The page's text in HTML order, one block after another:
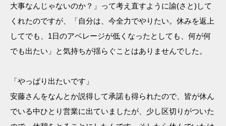
大事なんじゃないのか？」って考え直すように諭(さと)して
くれたのですが、「自分は、今全力でやりたい。休みを返上
してでも、1日のアベレージが低くなったとしても、何が何
でも出たい」と気持ちが揺らぐことはありませんでした。
「やっぱり出たいです」
安藤さんをなんとか説得して承諾も得られたので、皆が休ん
でいる中ひとり営業に出ていましたが、少し区切りがついた